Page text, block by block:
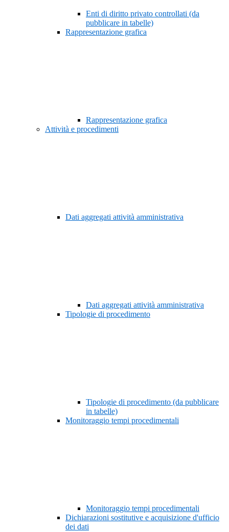
Enti di diritto privato controllati (da
pubblicare in tabelle)
Rappresentazione grafica
Rappresentazione grafica
Attività e procedimenti
Dati aggregati attività amministrativa
Dati aggregati attività amministrativa
Tipologie di procedimento
Tipologie di procedimento (da pubblicare
in tabelle)
Monitoraggio tempi procedimentali
Monitoraggio tempi procedimentali
Dichiarazioni sostitutive e acquisizione d'ufficio
dei dati